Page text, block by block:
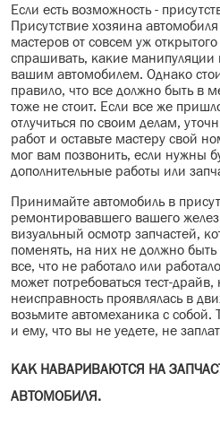
Если есть возможность -
Присутствие хозяина
мастеров от совсем уж
спрашивать, какие манипуляции
вашим автомобилем. Однако
правило, что все должно быть в
тоже не стоит. Если все же
отлучиться по своим делам,
работ и оставьте мастеру свой
мог вам позвонить, если нужны
дополнительные работы или
Принимайте автомобиль в
ремонтировавшего вашего
визуальный осмотр запчастей,
поменять, на них не должно быть
все, что не работало или
может потребоваться тест-
неисправность проявлялась в
возьмите автомеханика с собой.
и ему, что вы не уедете, не
КАК НАВАРИВАЮТСЯ НА
АВТОМОБИЛЯ.